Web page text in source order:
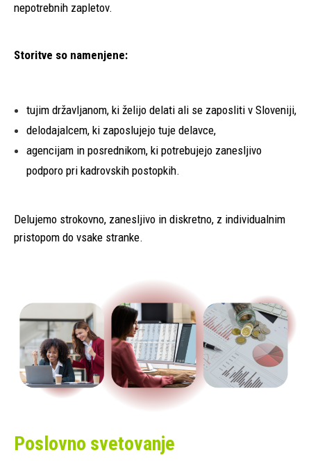
nepotrebnih zapletov.
Storitve so namenjene:
tujim državljanom, ki želijo delati ali se zaposliti v Sloveniji,
delodajalcem, ki zaposlujejo tuje delavce,
agencijam in posrednikom, ki potrebujejo zanesljivo
podporo pri kadrovskih postopkih.
Delujemo strokovno, zanesljivo in diskretno, z individualnim
pristopom do vsake stranke.
Poslovno svetovanje